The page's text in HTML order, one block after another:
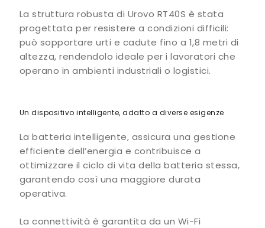
La struttura robusta di Urovo RT40S è stata
progettata per resistere a condizioni difficili:
può sopportare urti e cadute fino a 1,8 metri di
altezza, rendendolo ideale per i lavoratori che
operano in ambienti industriali o logistici.
Un dispositivo intelligente, adatto a diverse esigenze
La batteria intelligente, assicura una gestione
efficiente dell’energia e contribuisce a
ottimizzare il ciclo di vita della batteria stessa,
garantendo così una maggiore durata
operativa.
La connettività è garantita da un Wi-Fi